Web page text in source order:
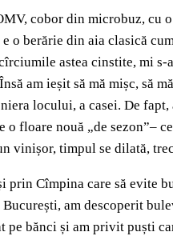
cobor din microbuz,
o berărie din aia clasică
astea cinstite, mi
am ieșit să mă mișc, să
locului, a casei. De
floare nouă „de sezon”–
vinișor, timpul se dilată,
prin Cîmpina care să
am descoperit
pe bănci și am privit puști